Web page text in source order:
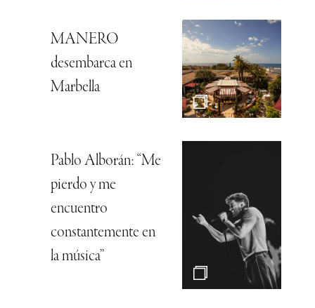
MANERO
desembarca en
Marbella
Pablo Alborán: “Me
pierdo y me
encuentro
constantemente en
la música”